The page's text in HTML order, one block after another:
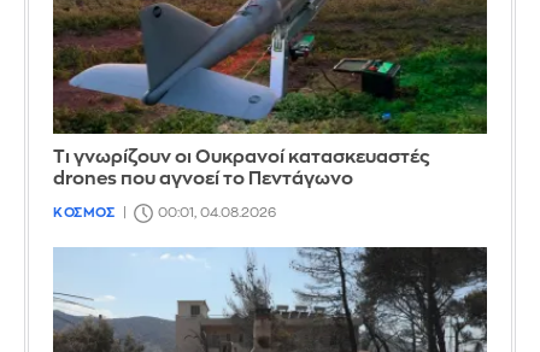
Τι γνωρίζουν οι Ουκρανοί κατασκευαστές
drones που αγνοεί το Πεντάγωνο
ΚΟΣΜΟΣ 00:01, 04.08.2026